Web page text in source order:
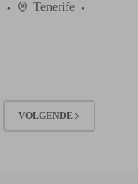
Tenerife
VOLGENDE